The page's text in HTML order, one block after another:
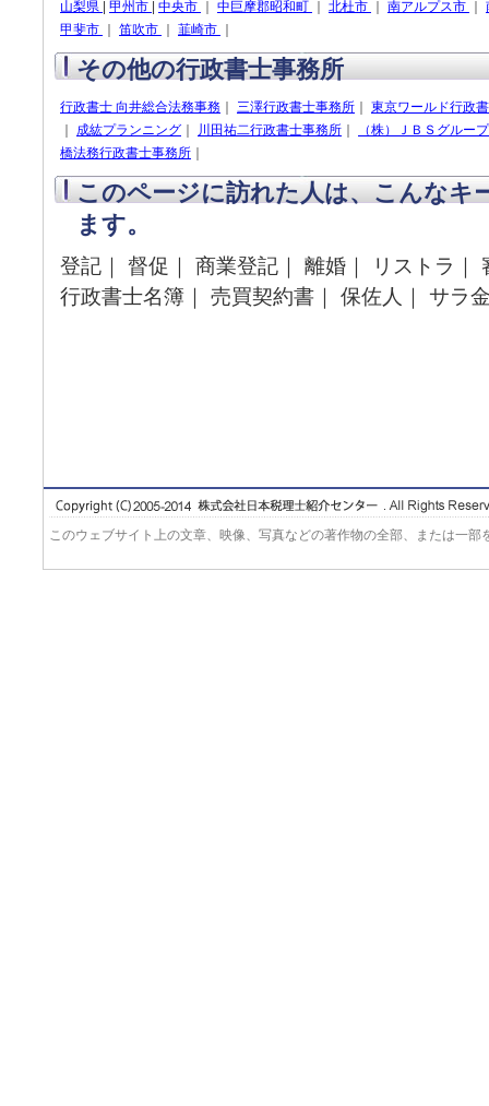
山梨県 甲州市 中央市 中巨摩郡昭和町 北杜市 南アルプス市
甲斐市
笛吹市 韮崎市
その他の行政書士事務所
行政書士 向井総合法務事務 三澤行政書士事務所
東京ワールド行政
成紘プランニング 川田祐二行政書士事務所
（株）ＪＢＳグルー
橋法務行政書士事務所
このページに訪れた人は、こんなキ
ます。
登記｜ 督促｜ 商業登記｜ 離婚｜ リストラ｜
行政書士名簿｜ 売買契約書｜ 保佐人｜ サラ
このウェブサイト上の文章、映像、写真などの著作物の全部、または一